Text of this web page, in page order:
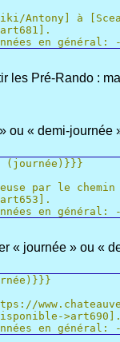
Antony] à
en général:
les Pré-Rando :
ou « demi-journée
(journée)}}}
par le chemin
en général:
« journée » ou «
en général: